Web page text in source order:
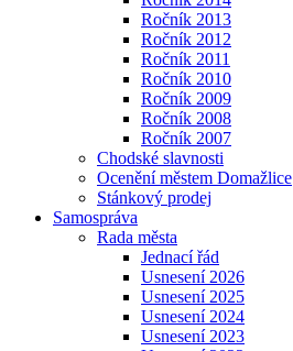
Ročník 2013
Ročník 2012
Ročník 2011
Ročník 2010
Ročník 2009
Ročník 2008
Ročník 2007
Chodské slavnosti
Ocenění městem Domažlice
Stánkový prodej
Samospráva
Rada města
Jednací řád
Usnesení 2026
Usnesení 2025
Usnesení 2024
Usnesení 2023